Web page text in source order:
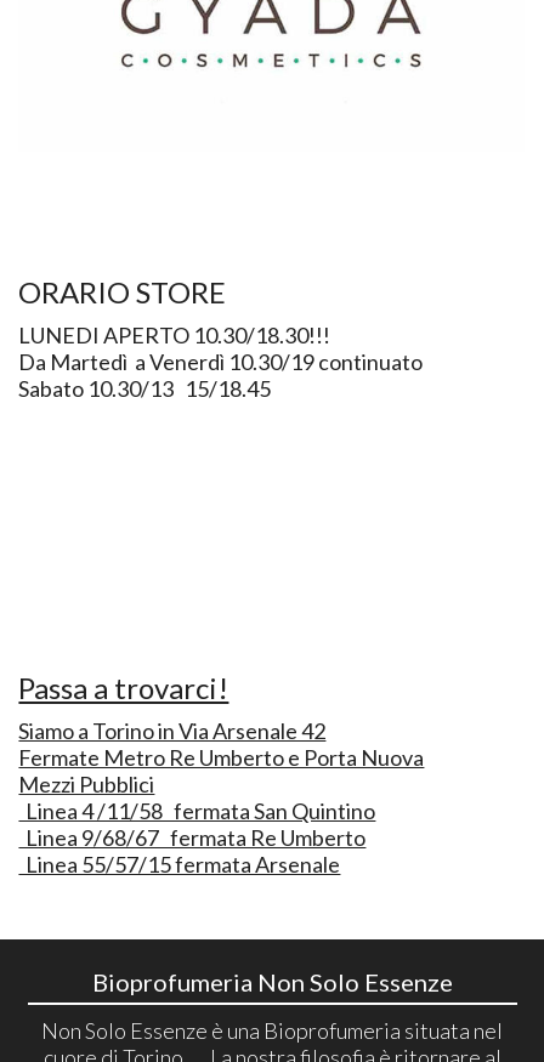
ORARIO STORE
LUNEDI APERTO 10.30/18.30!!!
Da Martedì a Venerdì 10.30/19 continuato
Sabato 10.30/13 15/18.45
Passa a trovarci!
Siamo a Torino in Via Arsenale 42
Fermate Metro Re Umberto e Porta Nuova
Mezzi Pubblici
Linea 4 /11/58 fermata San Quintino
Linea 9/68/67 fermata Re Umberto
Linea 55/57/15 fermata Arsenale
Bioprofumeria Non Solo Essenze
Non Solo Essenze è una Bioprofumeria situata nel